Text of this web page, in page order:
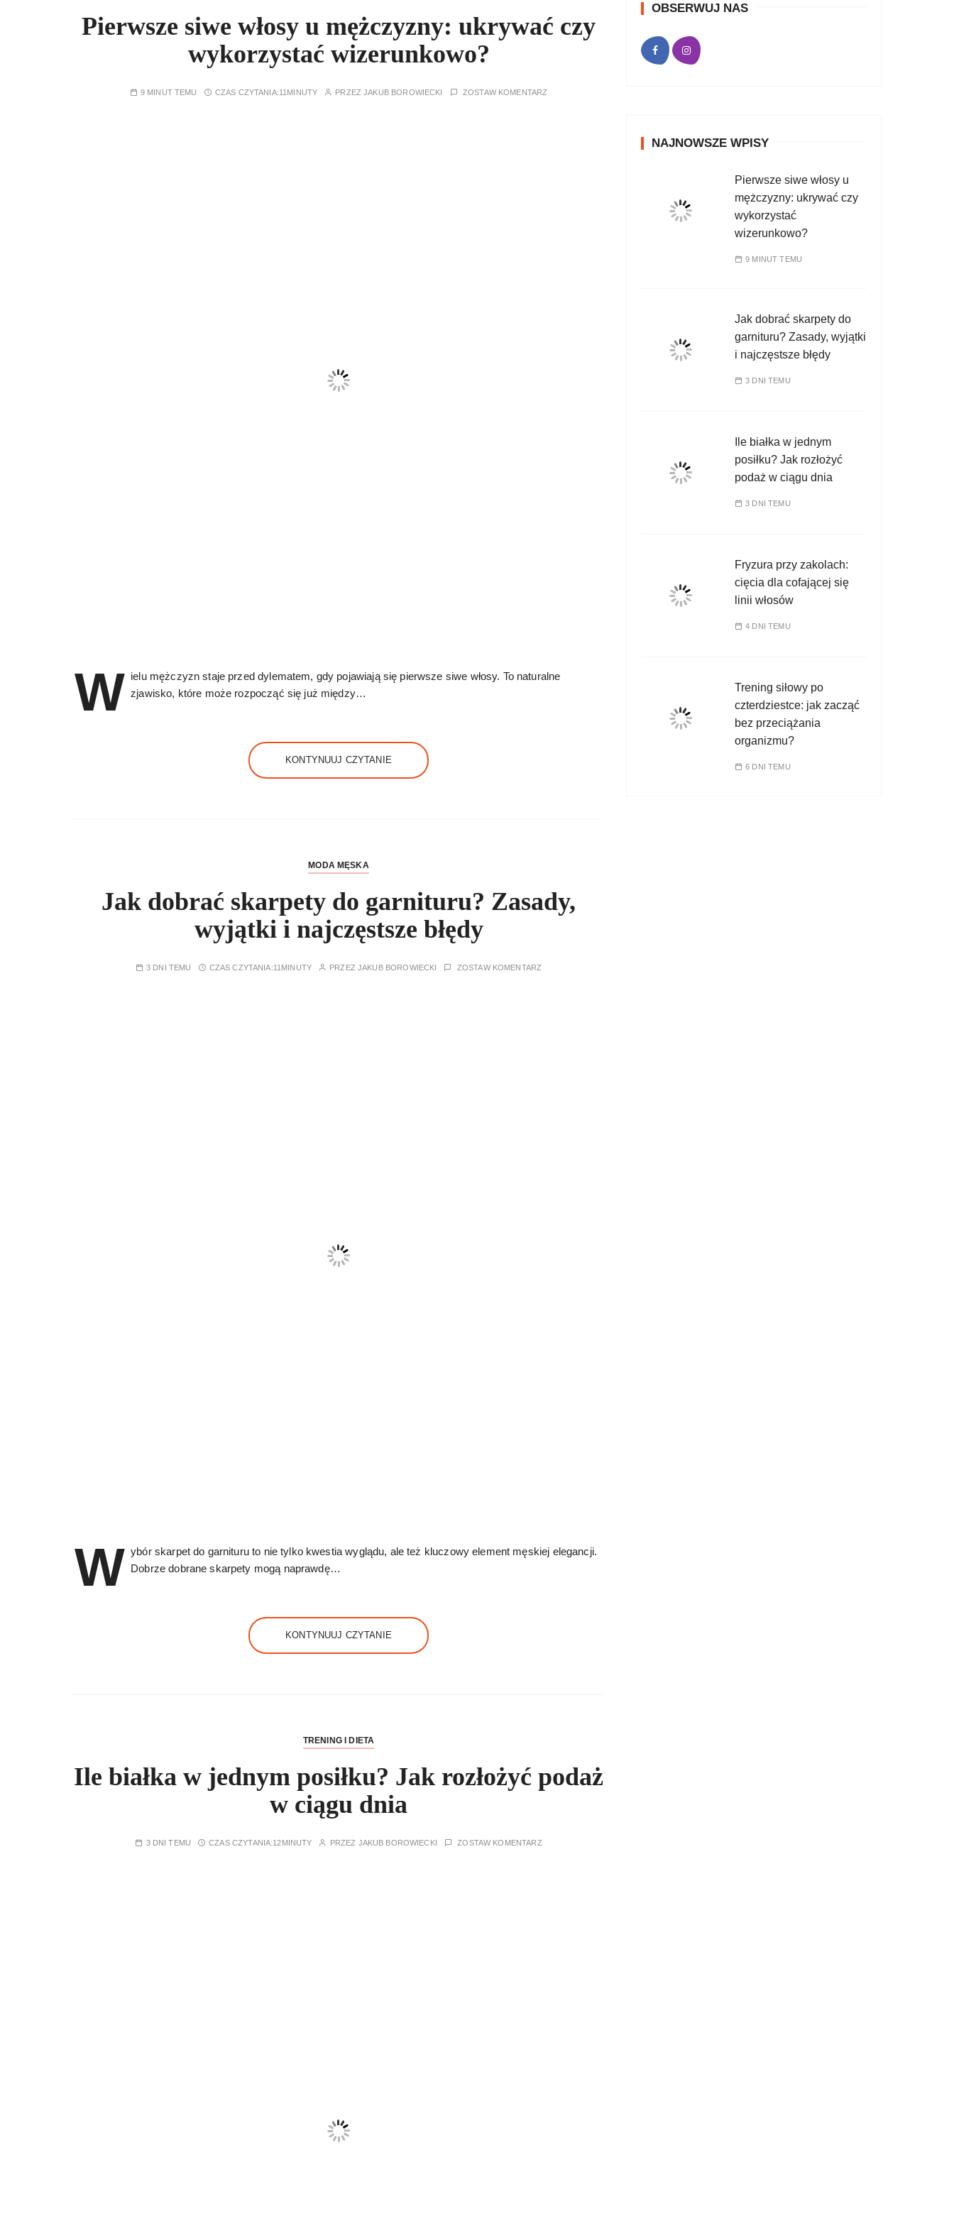
Pierwsze siwe włosy u mężczyzny: ukrywać czy
wykorzystać wizerunkowo?
9 MINUT TEMU CZAS CZYTANIA:11MINUTY PRZEZJAKUB BOROWIECKI ZOSTAW KOMENTARZ
W ielu mężczyzn staje przed dylematem, gdy pojawiają się pierwsze siwe włosy. To naturalne
zjawisko, które może rozpocząć się już między…
KONTYNUUJ CZYTANIE
MODA MĘSKA
Jak dobrać skarpety do garnituru? Zasady,
wyjątki i najczęstsze błędy
3 DNI TEMU CZAS CZYTANIA:11MINUTY PRZEZJAKUB BOROWIECKI ZOSTAW KOMENTARZ
W ybór skarpet do garnituru to nie tylko kwestia wyglądu, ale też kluczowy element męskiej elegancji.
Dobrze dobrane skarpety mogą naprawdę…
KONTYNUUJ CZYTANIE
TRENING I DIETA
Ile białka w jednym posiłku? Jak rozłożyć podaż
w ciągu dnia
3 DNI TEMU CZAS CZYTANIA:12MINUTY PRZEZ JAKUB BOROWIECKI ZOSTAW KOMENTARZ
OBSERWUJ NAS
NAJNOWSZE WPISY
Pierwsze siwe włosy u
mężczyzny: ukrywać czy
wykorzystać
wizerunkowo?
9 MINUT TEMU
Jak dobrać skarpety do
garnituru? Zasady, wyjątki
i najczęstsze błędy
3 DNI TEMU
Ile białka w jednym
posiłku? Jak rozłożyć
podaż w ciągu dnia
3 DNI TEMU
Fryzura przy zakolach:
cięcia dla cofającej się
linii włosów
4 DNI TEMU
Trening siłowy po
czterdziestce: jak zacząć
bez przeciążania
organizmu?
6 DNI TEMU